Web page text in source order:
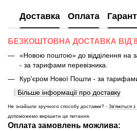
Доставка Оплата
БЕЗКОШТОВНА ДОСТАВКА ВІД
«Новою поштою» до відділення на
- за тарифами перевізника.
Кур'єром Нової Пошти - за тарифами
Більше інформації про доставку
Не знайшли зручного способу доставки? - Зв'яжіться
допоможемо вирішити це питання.
Оплата замовлень можлива: